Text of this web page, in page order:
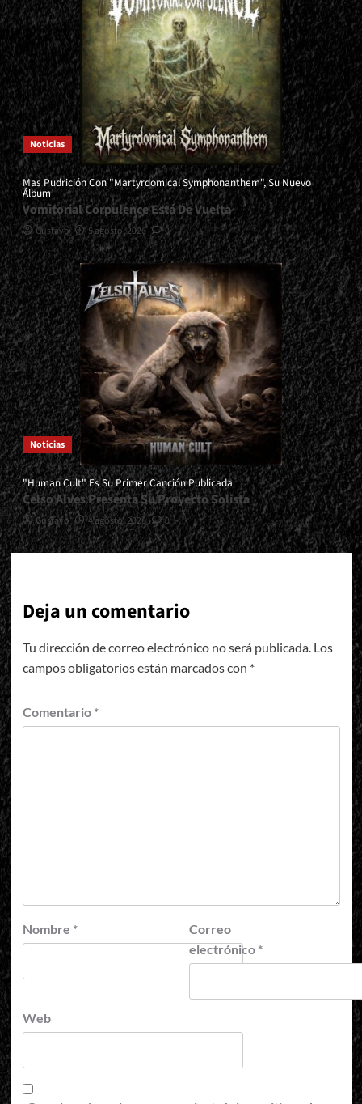
Noticias
Mas Pudrición Con "Martyrdomical Symphonanthem", Su Nuevo
Álbum
Vomitorial Corpulence Está De Vuelta
Gustavo 5 agosto, 2026 0
Noticias
"Human Cult" Es Su Primer Canción Publicada
Celso Alves Presenta Su Proyecto Solista
Gustavo 4 agosto, 2026 0
Deja un comentario
Tu dirección de correo electrónico no será publicada. Los
campos obligatorios están marcados con *
Comentario *
Nombre *
Correo
electrónico *
Web